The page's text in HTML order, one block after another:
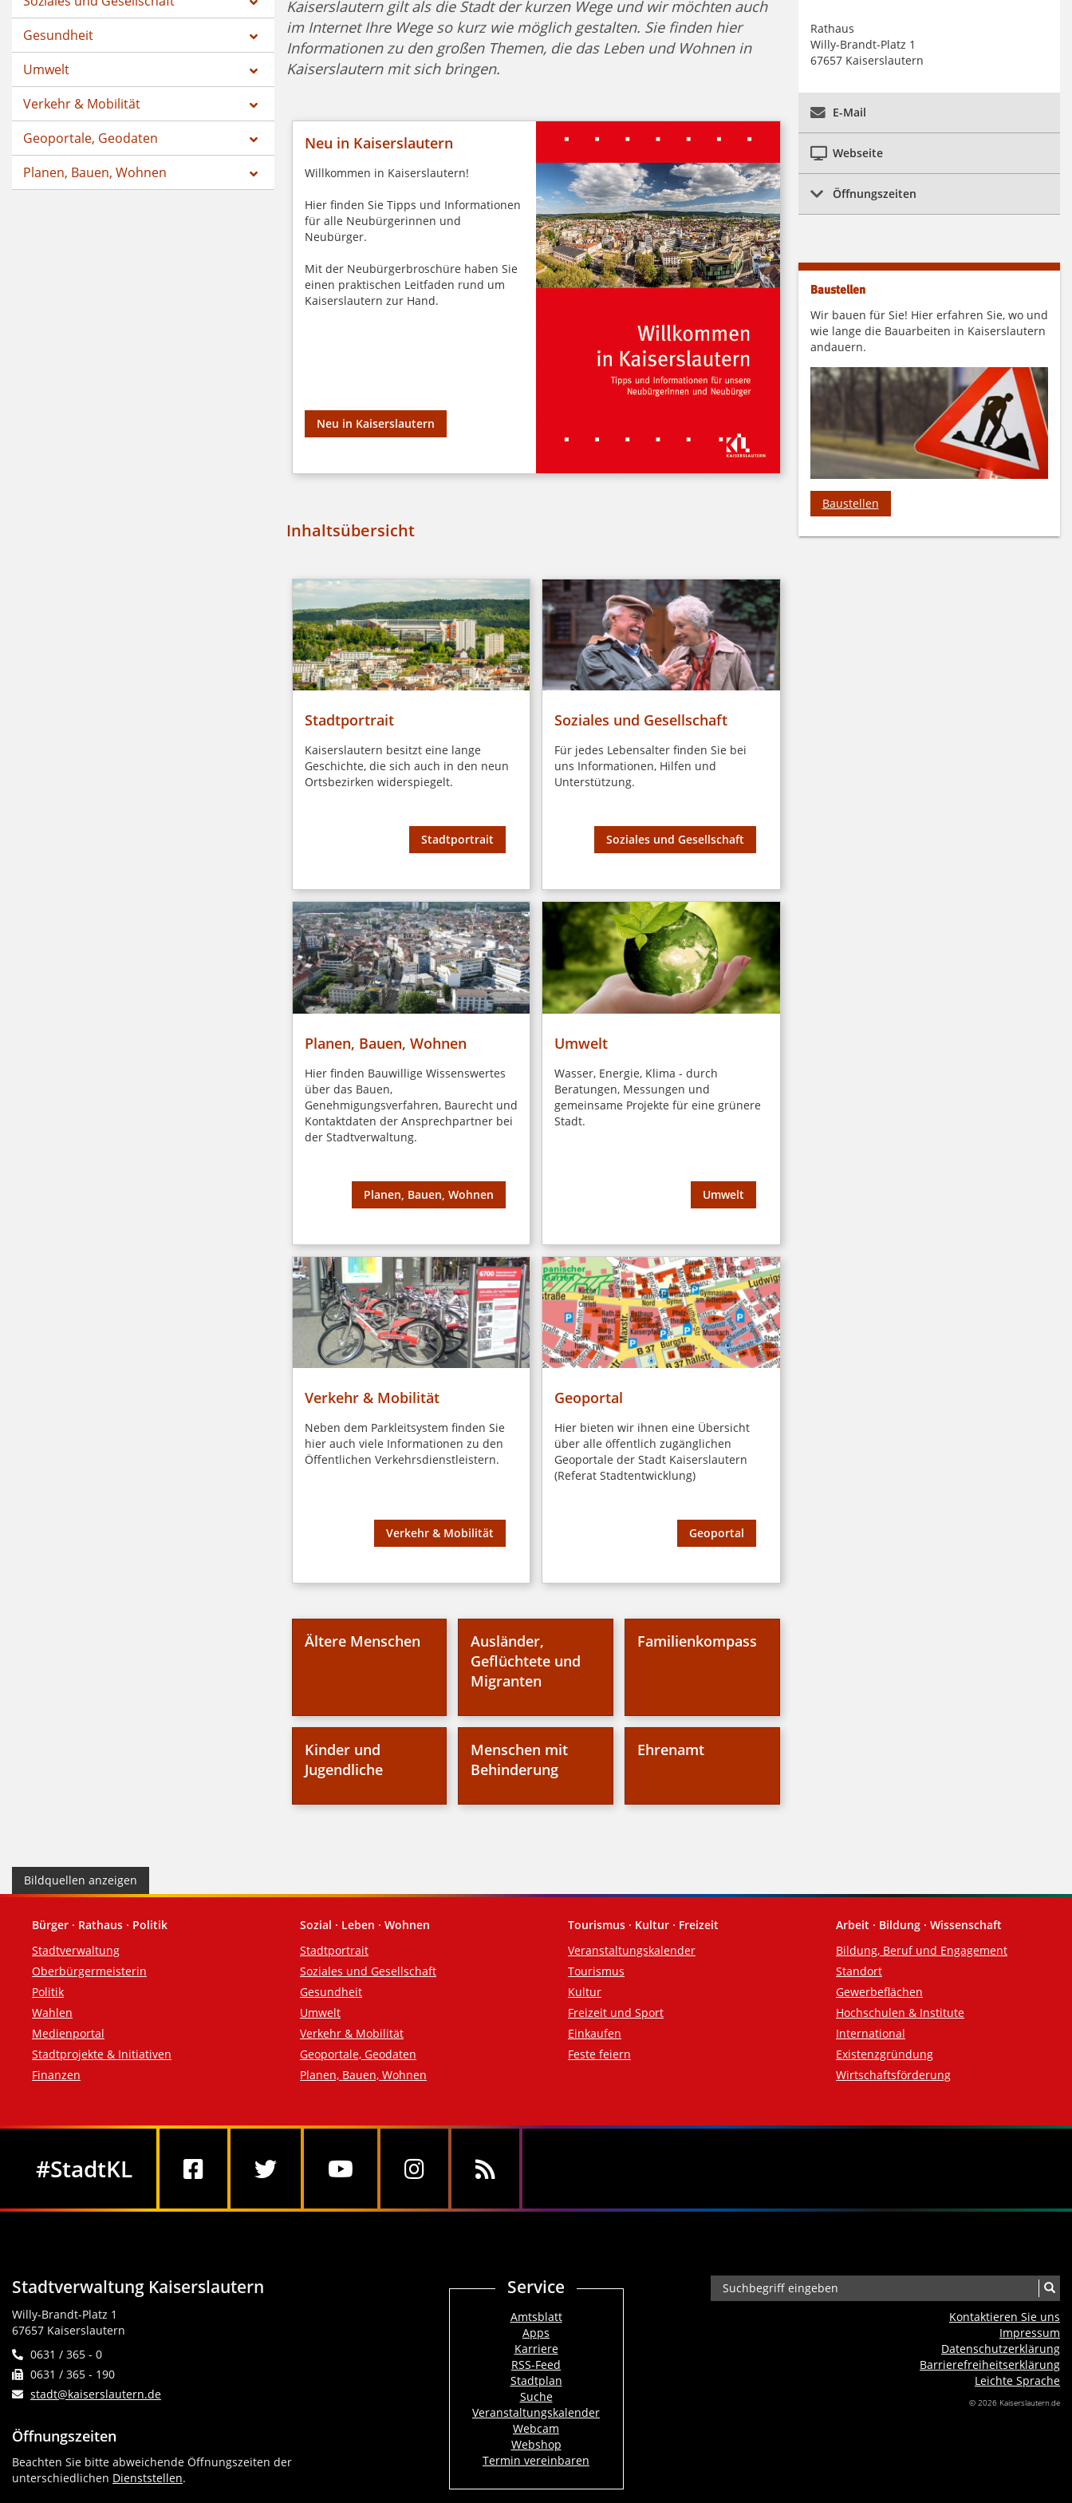
Gesundheit
Umwelt
Verkehr & Mobilität
Geoportale, Geodaten
Planen, Bauen, Wohnen
Kaiserslautern gilt als die Stadt der kurzen Wege und wir möchten auch
im Internet Ihre Wege so kurz wie möglich gestalten. Sie finden hier
Informationen zu den großen Themen, die das Leben und Wohnen in
Kaiserslautern mit sich bringen.
Neu in Kaiserslautern
Willkommen in Kaiserslautern!
Hier finden Sie Tipps und Informationen
für alle Neubürgerinnen und
Neubürger.
Mit der Neubürgerbroschüre haben Sie
einen praktischen Leitfaden rund um
Kaiserslautern zur Hand.
Neu in Kaiserslautern
Inhaltsübersicht
Stadtportrait
Kaiserslautern besitzt eine lange
Geschichte, die sich auch in den neun
Ortsbezirken widerspiegelt.
Stadtportrait
Soziales und Gesellschaft
Für jedes Lebensalter finden Sie bei
uns Informationen, Hilfen und
Unterstützung.
Soziales und Gesellschaft
Planen, Bauen, Wohnen
Hier finden Bauwillige Wissenswertes
über das Bauen,
Genehmigungsverfahren, Baurecht und
Kontaktdaten der Ansprechpartner bei
der Stadtverwaltung.
Planen, Bauen, Wohnen
Umwelt
Wasser, Energie, Klima - durch
Beratungen, Messungen und
gemeinsame Projekte für eine grünere
Stadt.
Umwelt
Verkehr & Mobilität
Neben dem Parkleitsystem finden Sie
hier auch viele Informationen zu den
Öffentlichen Verkehrsdienstleistern.
Verkehr & Mobilität
Geoportal
Hier bieten wir ihnen eine Übersicht
über alle öffentlich zugänglichen
Geoportale der Stadt Kaiserslautern
(Referat Stadtentwicklung)
Geoportal
Ältere Menschen
Ausländer,
Geflüchtete und
Migranten
Familienkompass
Kinder und
Jugendliche
Menschen mit
Behinderung
Ehrenamt
Rathaus
Willy-Brandt-Platz 1
67657 Kaiserslautern
E-Mail
Webseite
Öffnungszeiten
Baustellen
Wir bauen für Sie! Hier erfahren Sie, wo und
wie lange die Bauarbeiten in Kaiserslautern
andauern.
Baustellen
Bildquellen anzeigen
Fußzeile
Bürger · Rathaus · Politik
Stadtverwaltung
Oberbürgermeisterin
Politik
Wahlen
Medienportal
Stadtprojekte & Initiativen
Finanzen
Sozial · Leben · Wohnen
Stadtportrait
Soziales und Gesellschaft
Gesundheit
Umwelt
Verkehr & Mobilität
Geoportale, Geodaten
Planen, Bauen, Wohnen
Tourismus · Kultur · Freizeit
Veranstaltungskalender
Tourismus
Kultur
Freizeit und Sport
Einkaufen
Feste feiern
Arbeit · Bildung · Wissenschaft
Bildung, Beruf und Engagement
Standort
Gewerbeflächen
Hochschulen & Institute
International
Existenzgründung
Wirtschaftsförderung
#StadtKL
Stadtverwaltung Kaiserslautern
Willy-Brandt-Platz 1
67657 Kaiserslautern
0631 / 365 - 0
0631 / 365 - 190
stadt@kaiserslautern.de
Öffnungszeiten
Beachten Sie bitte abweichende Öffnungszeiten der
unterschiedlichen Dienststellen.
Service
Amtsblatt
Apps
Karriere
RSS-Feed
Stadtplan
Suche
Veranstaltungskalender
Webcam
Webshop
Termin vereinbaren
Kontaktieren Sie uns
Impressum
Datenschutzerklärung
Barrierefreiheits­erklärung
Leichte Sprache
© 2026 Kaiserslautern.de